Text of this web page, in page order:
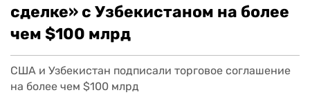
сделке» с Узбекистаном на более
чем $100 млрд
США и Узбекистан подписали торговое соглашение
на более чем $100 млрд